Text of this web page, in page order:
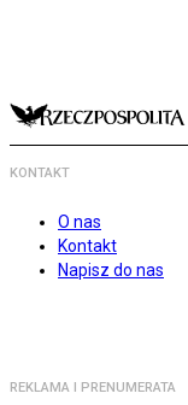
KONTAKT
O nas
Kontakt
Napisz do nas
REKLAMA I PRENUMERATA